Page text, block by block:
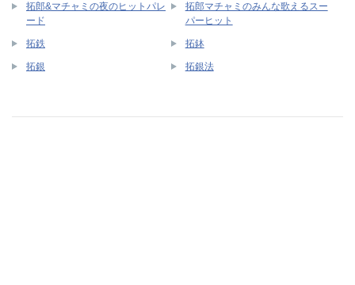
拓郎&マチャミの夜のヒットパレ
ード
拓郎マチャミのみんな歌えるスー
パーヒット
拓鉄 拓鉢
拓銀 拓銀法